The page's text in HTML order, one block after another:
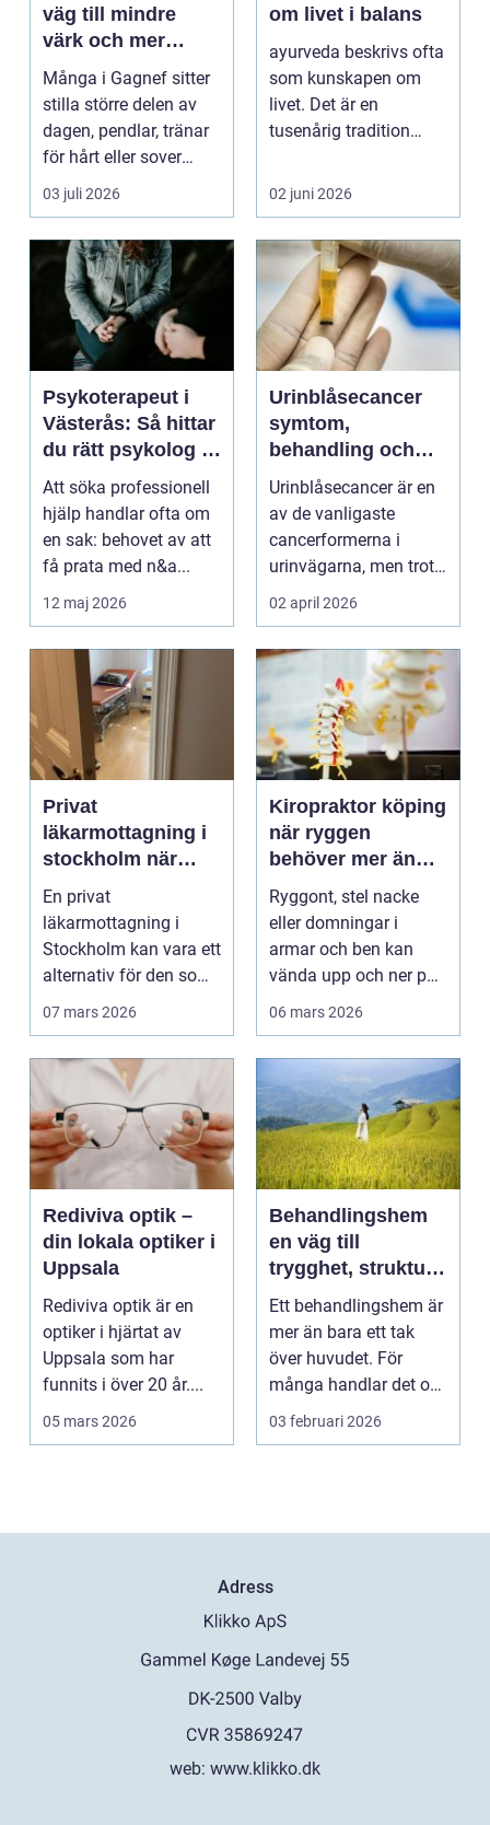
väg till mindre
värk och mer
vardagsenergi
Många i Gagnef sitter
stilla större delen av
dagen, pendlar, tränar
för hårt eller sover
dåligt. Axl...
03 juli 2026
om livet i balans
ayurveda beskrivs ofta
som kunskapen om
livet. Det är en
tusenårig tradition
kropp,...
02 juni 2026
Psykoterapeut i
Västerås: Så hittar
du rätt psykolog i
Västerås för
samtal och terapi
Att söka professionell
hjälp handlar ofta om
en sak: behovet av att
få prata med n&a...
12 maj 2026
Urinblåsecancer
symtom,
behandling och
livet efter
diagnosen
Urinblåsecancer är en
av de vanligaste
cancerformerna i
urinvägarna, men trots
det hamnar den ofta
02 april 2026
Privat
läkarmottagning i
stockholm när
personlig vård och
specialistkunskap
är viktig
En privat
läkarmottagning i
Stockholm kan vara ett
alternativ för den som
07 mars 2026
Kiropraktor köping
när ryggen
behöver mer än
vila
Ryggont, stel nacke
eller domningar i
armar och ben kan
vända upp och ner på
06 mars 2026
Rediviva optik –
din lokala optiker i
Uppsala
Rediviva optik är en
optiker i hjärtat av
Uppsala som har
funnits i över 20 år....
05 mars 2026
Behandlingshem
en väg till
trygghet, struktur
och förändring
Ett behandlingshem är
mer än bara ett tak
över huvudet. För
många handlar det om
att få en chans att...
03 februari 2026
Adress
web: www.klikko.dk